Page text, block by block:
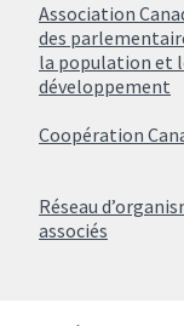
Association
des
la population et
développement
Coopération
Réseau
associés